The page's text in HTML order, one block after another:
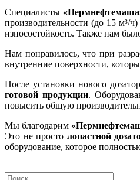
Специалисты
производительности (до 15 м³/
износостойкость. Также нам
Нам понравилось, что при
внутренние поверхности,
После установки нового
готовой продукции.
повысить общую
Мы благодарим
Это не просто лопастной
оборудование, которое